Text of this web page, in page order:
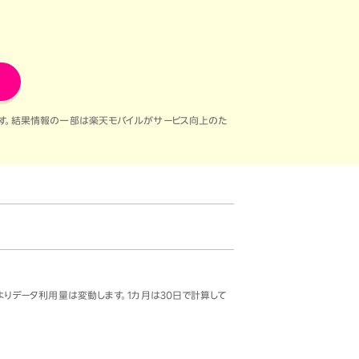
。結果情報の一部は楽天モバイルがサービス向上のた
りデータ利用量は変動します。1カ月は30日で計算して